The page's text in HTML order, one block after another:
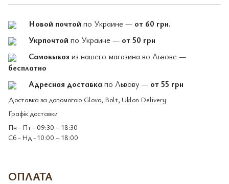
Новой почтой по Украине — от 60 грн.
Укрпочтой по Украине — от 50 грн
Самовывоз из нашего магазина во Львове —
бесплатно
Адресная доставка по Львову — от 55 грн
Доставка за допомогою Glovo, Bolt, Uklon Delivery
Графік доставки
Пн - Пт - 09:30 – 18:30
Сб - Нд - 10:00 – 18:00
ОПЛАТА